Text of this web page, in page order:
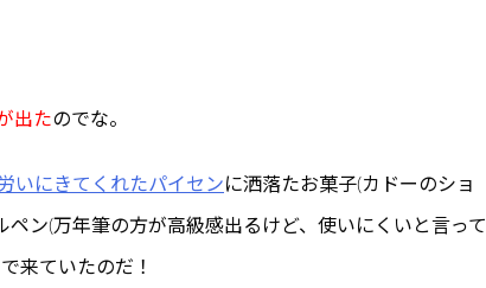
出たのでな。
いにきてくれたパイセンに洒落たお菓子(カドーのショ
ン(万年筆の方が高級感出るけど、使いにくいと言って
来ていたのだ！